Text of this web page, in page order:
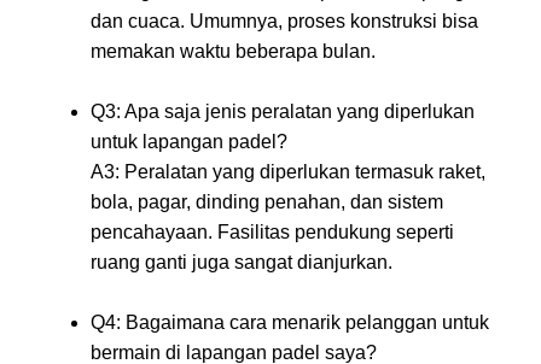
dan cuaca. Umumnya, proses konstruksi bisa
memakan waktu beberapa bulan.
Q3: Apa saja jenis peralatan yang diperlukan
untuk lapangan padel?
A3: Peralatan yang diperlukan termasuk raket,
bola, pagar, dinding penahan, dan sistem
pencahayaan. Fasilitas pendukung seperti
ruang ganti juga sangat dianjurkan.
Q4: Bagaimana cara menarik pelanggan untuk
bermain di lapangan padel saya?